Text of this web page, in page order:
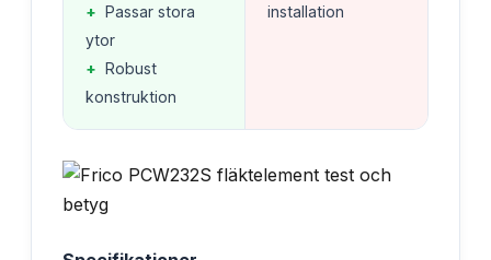
+ Passar stora
ytor
+ Robust
konstruktion
installation